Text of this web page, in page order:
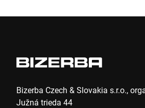
Bizerba Czech & Slovakia s.r.o.,
Južná trieda 44